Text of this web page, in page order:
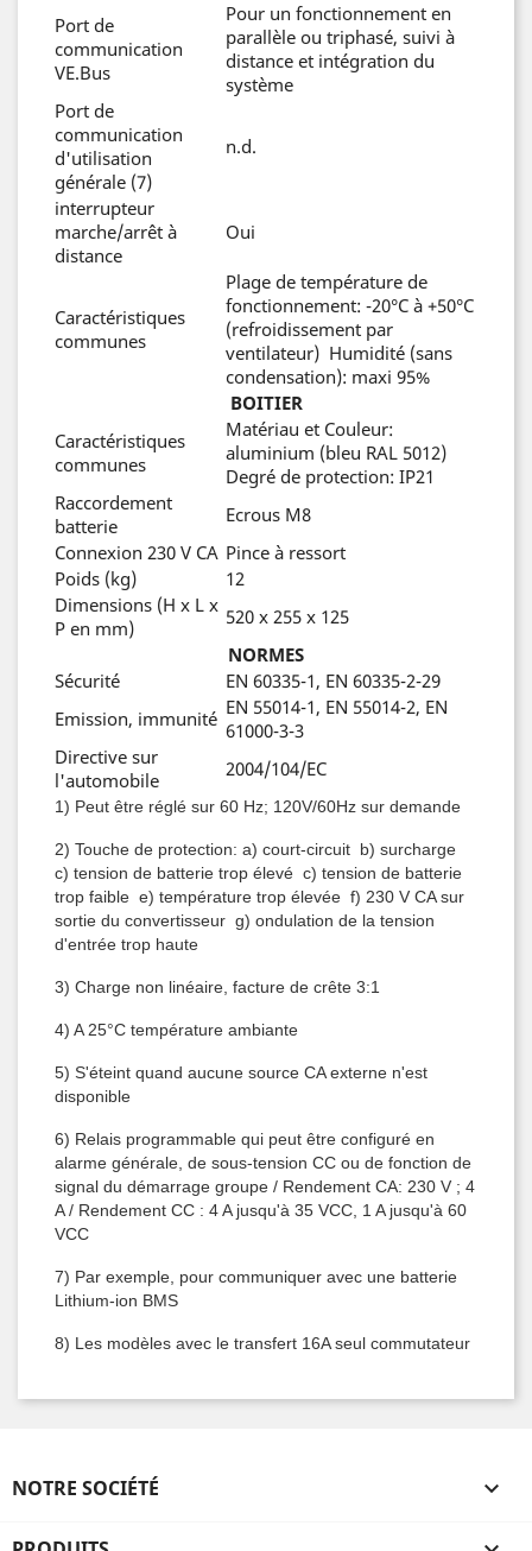
Port de
communication
VE.Bus
Pour un fonctionnement en
parallèle ou triphasé, suivi à
distance et intégration du
système
Port de
communication
d'utilisation
générale (7)
n.d.
interrupteur
marche/arrêt à
distance
Oui
Caractéristiques
communes
Plage de température de
fonctionnement: -20°C à +50°C
(refroidissement par
ventilateur) Humidité (sans
condensation): maxi 95%
BOITIER
Caractéristiques
communes
Matériau et Couleur:
aluminium (bleu RAL 5012)
Degré de protection: IP21
Raccordement
batterie
Ecrous M8
Connexion 230 V CA Pince à ressort
Poids (kg)
12
Dimensions (H x L x
P en mm)
520 x 255 x 125
NORMES
Sécurité
EN 60335-1, EN 60335-2-29
Emission, immunité EN 55014-1, EN 55014-2, EN
61000-3-3
Directive sur
l'automobile
2004/104/EC
1) Peut être réglé sur 60 Hz; 120V/60Hz sur demande
2) Touche de protection: a) court-circuit b) surcharge
c) tension de batterie trop élevé c) tension de batterie
trop faible e) température trop élevée f) 230 V CA sur
sortie du convertisseur g) ondulation de la tension
d'entrée trop haute
3) Charge non linéaire, facture de crête 3:1
4) A 25°C température ambiante
5) S'éteint quand aucune source CA externe n'est
disponible
6) Relais programmable qui peut être configuré en
alarme générale, de sous-tension CC ou de fonction de
signal du démarrage groupe / Rendement CA: 230 V ; 4
A / Rendement CC : 4 A jusqu'à 35 VCC, 1 A jusqu'à 60
VCC
7) Par exemple, pour communiquer avec une batterie
Lithium-ion BMS
8) Les modèles avec le transfert 16A seul commutateur
NOTRE SOCIÉTÉ 